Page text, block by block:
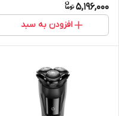
5,196,000
افزودن به سبد